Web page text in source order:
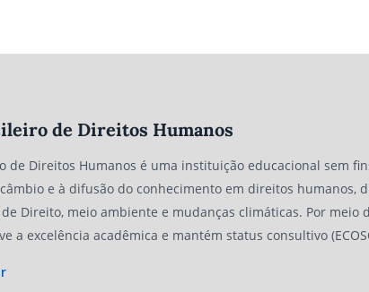
de Direitos Humanos
de Direitos Humanos é uma instituição educacional sem
e à difusão do conhecimento em direitos humanos,
Direito, meio ambiente e mudanças climáticas. Por meio
a excelência acadêmica e mantém status consultivo